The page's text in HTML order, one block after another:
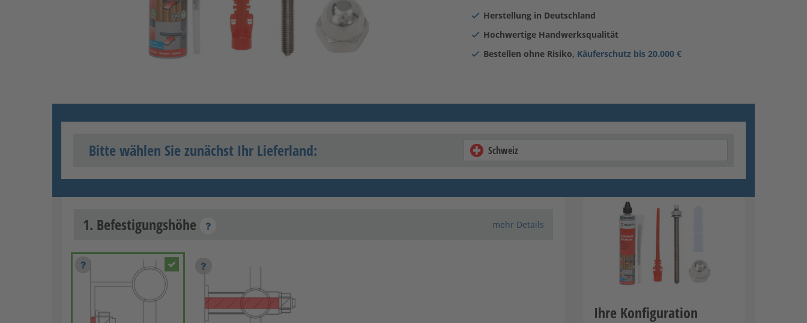
Herstellung in Deutschland
Hochwertige Handwerksqualität
Bestellen ohne Risiko, Käuferschutz bis 20.000 €
Bitte wählen Sie zunächst Ihr Lieferland: Schweiz
1. Befestigungshöhe mehr Details
Ihre Konfiguration